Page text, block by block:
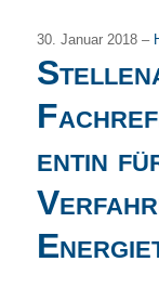
30. Januar 2018 –
entin